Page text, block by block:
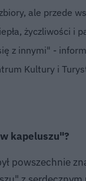
ale przede
życzliwości i
z innymi" -
Kultury i
kapeluszu"?
powszechnie